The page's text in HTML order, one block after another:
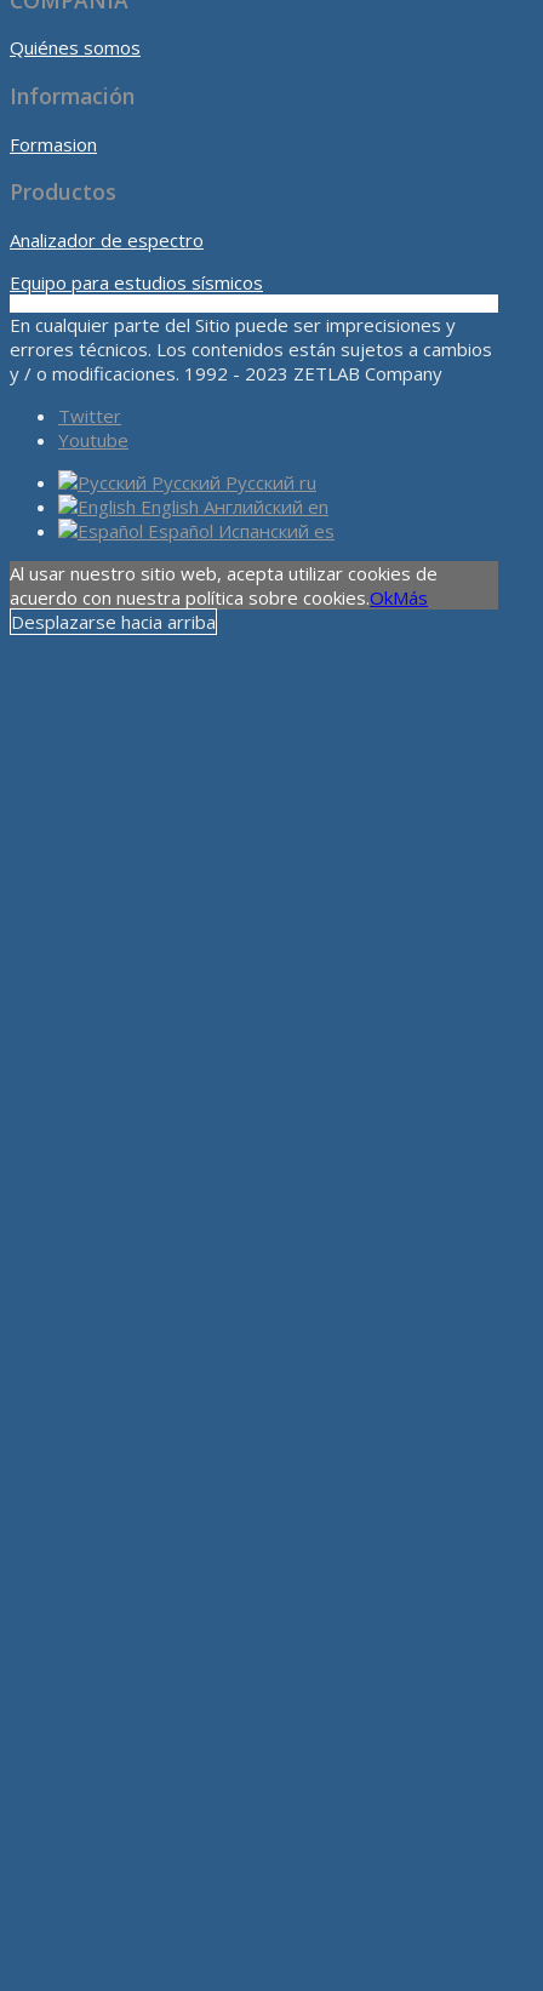
Quiénes somos
Información
Formasion
Productos
Analizador de espectro
Equipo para estudios sísmicos
En cualquier parte del Sitio puede ser imprecisiones y
errores técnicos. Los contenidos están sujetos a cambios
y / o modificaciones. 1992 - 2023 ZETLAB Company
Twitter
Youtube
Русский Русский ru
English Английский en
Español Испанский es
Al usar nuestro sitio web, acepta utilizar cookies de
acuerdo con nuestra política sobre cookies.OkMás
Desplazarse hacia arriba